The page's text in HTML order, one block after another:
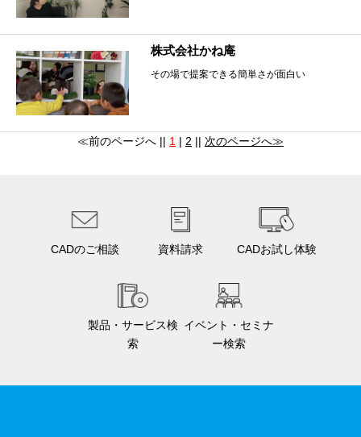
株式会社かね庵
その場で提案できる簡単さが面白い
≪前のページへ || 1 | 2 || 次のページへ≫
CADのご相談 資料請求 CADお試し体験
製品・サービス検
索
イベント・セミナ
ー検索